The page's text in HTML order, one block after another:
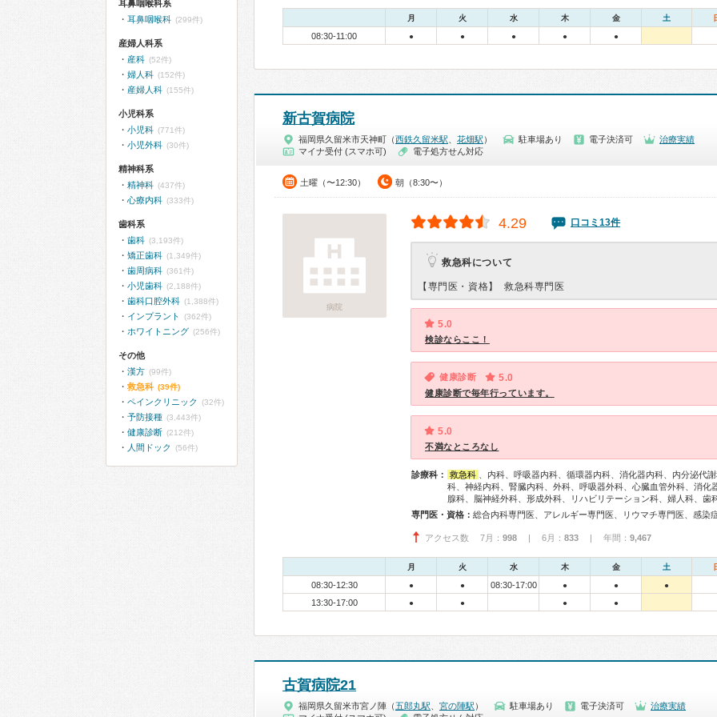
月 火 水 木 金 土
08:30-11:00 ● ● ● ● ●
新古賀病院
福岡県久留米市天神町（西鉄久留米駅 花畑駅 ） 駐車場あり 電子決済可
治療実績
マイナ受付 (スマホ可)
電子処方せん対応
土曜（〜12:30） 朝（8:30〜）
病院
4.29 口コミ13件
救急科について
【専門医・資格】 救急科専門医
5.0
検診ならここ！
健康診断 5.0
健康診断で毎年行っています。
5.0
不満なところなし
診療科： 救急科
、内科、呼吸器内科、循環器内科、消化器内科、内分泌代
科、神経内科、腎臓内科、外科、呼吸器外科、心臓血管外科、消化
腺科、脳神経外科、形成外科、リハビリテーション科、婦人科、歯
専門医・資格：
アクセス数 7月： 998 | 6月： 833 | 年間： 9,467
月 火 水 木 金 土
08:30-12:30 ● ● 08:30-17:00 ● ● ●
13:30-17:00 ● ● ● ●
古賀病院21
福岡県久留米市宮ノ陣（五郎丸駅 宮の陣駅 ） 駐車場あり 電子決済可
治療実績
耳鼻咽喉科系
耳鼻咽喉科 (299件)
産婦人科系
産科 (52件)
婦人科 (152件)
産婦人科 (155件)
小児科系
小児科 (771件)
小児外科 (30件)
精神科系
精神科 (437件)
心療内科 (333件)
歯科系
歯科 (3,193件)
矯正歯科 (1,349件)
歯周病科 (361件)
小児歯科 (2,188件)
歯科口腔外科 (1,388件)
インプラント (362件)
ホワイトニング (256件)
その他
漢方 (99件)
救急科 (39件)
ペインクリニック (32件)
予防接種 (3,443件)
健康診断 (212件)
人間ドック (56件)